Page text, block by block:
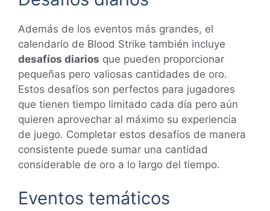
Además de los eventos más grandes, el
calendario de Blood Strike también incluye
desafíos diarios que pueden proporcionar
pequeñas pero valiosas cantidades de oro.
Estos desafíos son perfectos para jugadores
que tienen tiempo limitado cada día pero aún
quieren aprovechar al máximo su experiencia
de juego. Completar estos desafíos de manera
consistente puede sumar una cantidad
considerable de oro a lo largo del tiempo.
Eventos temáticos